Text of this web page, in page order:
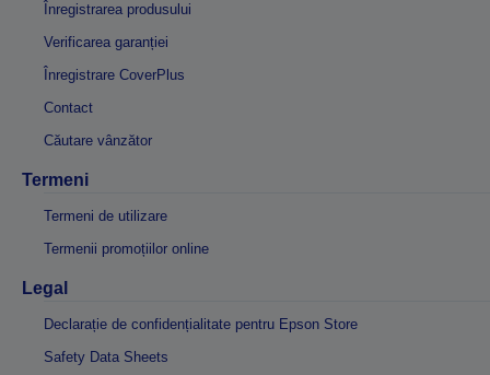
Înregistrarea produsului
Verificarea garanției
Înregistrare CoverPlus
Contact
Căutare vânzător
Termeni
Termeni de utilizare
Termenii promoțiilor online
Legal
Declarație de confidențialitate pentru Epson Store
Safety Data Sheets